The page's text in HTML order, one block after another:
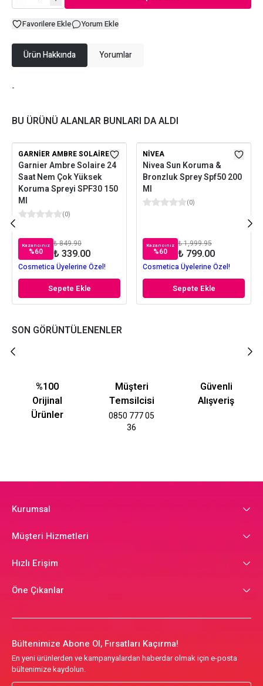
Favorilere Ekle Yorum Ekle
Ürün Hakkında Yorumlar
-
BU ÜRÜNÜ ALANLAR BUNLARI DA ALDI
GARNIER AMBRE SOLAIRE
Garnier Ambre Solaire 24
Saat Nem Çok Yüksek
Koruma Spreyi SPF30 150
Ml
(0)
Kazancınız
%60
₺ 849.90
₺ 339.00
Cosmetica Üyelerine Özel!
Sepete Ekle
NIVEA
Nivea Sun Koruma &
Bronzluk Sprey Spf50 200
Ml
(0)
Kazancınız
%60
₺ 1,999.95
₺ 799.00
Cosmetica Üyelerine Özel!
Sepete Ekle
SON GÖRÜNTÜLENENLER
%100
Orijinal
Ürünler
Müşteri
Temsilcisi
0850 777 05
36
Güvenli
Alışveriş
Kurumsal
Müşteri Hizmetleri
Hızlı Erişim
Öne Çıkanlar
Bültenimize Abone Ol, Fırsatları Kaçırma!
En yeni ürünlerden ve kampanyalardan haberdar olmak için e-posta
bültenimize kaydolun.